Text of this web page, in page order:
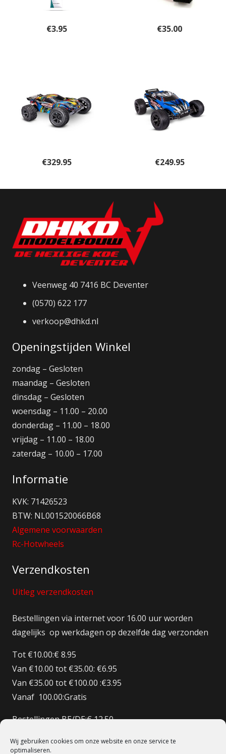
Wij gebruiken cookies om onze website en onze service te
optimaliseren.
€3.95 €35.00
€329.95 €249.95
Veenweg 40 7416 BC Deventer
(0570) 622 177
verkoop@dhkd.nl
Openingstijden Winkel
zondag – Gesloten
maandag – Gesloten
dinsdag – Gesloten
woensdag – 11.00 – 20.00
donderdag – 11.00 – 18.00
vrijdag – 11.00 – 18.00
zaterdag – 10.00 – 17.00
Informatie
KVK: 71426523
BTW: NL001520066B68
Algemene voorwaarden
Rc-Hotwheels
Verzendkosten
Uitleg verzendkosten
Bestellingen via internet voor 16.00 uur worden
dagelijks op werkdagen op dezelfde dag verzonden
Tot €10.00:€ 8.95
Van €10.00 tot €35.00: €6.95
Van €35.00 tot €100.00 :€3.95
Vanaf 100.00:Gratis
Bestellingen BE/DE:€ 12.50
Bestellingen FR:€15.00